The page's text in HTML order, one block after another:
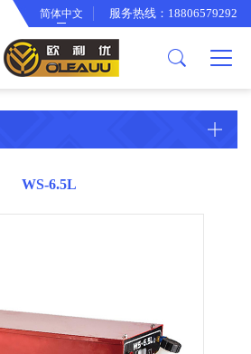
简体中文 服务热线：18806579292
WS-6.5L